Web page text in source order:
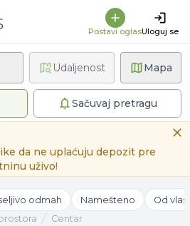
Postavi oglasUloguj se
Mapa
filteraSačuvaj pretragu
Udaljenost
da ne uplaćuju depozit pre
uživo!
odmah Namešteno Od
Centar